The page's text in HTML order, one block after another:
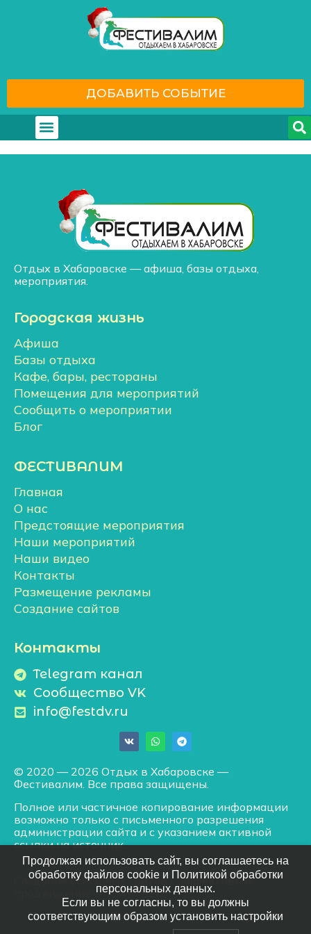
ДОБАВИТЬ СОБЫТИЕ
Отдых в Хабаровске — афиша, базы отдыха,
мероприятия.
Городская жизнь
Афиша
Базы отдыха
Кафе, бары, рестораны
Помещения для мероприятий
Сообщить о мероприятии
Блог
ФЕСТИВАЛИМ
Главная
О нас
Предстоящие мероприятия
Наши мероприятий
Наши видео
Контакты
Размещение рекламы
Создание сайтов
Контакты
Telegram канал
Сообщество VK
info@festdv.ru
© 2020 — 2026 Отдых в Хабаровске —
Фестивалим. Все права защищены.
Полное или частичное копирование информации
возможно только с письменного разрешения
администрации сайта и с указанием активной
ссылки на источник.
Создание успешных сайтов/ Эффективное
— АМУРВЕБ
Продолжая использовать сайт, вы соглашаетесь на
обработку файлов cookie и Политикой обработки
персональных данных.
Если вы не согласны, то вы должны
соответствующим образом установить настройки